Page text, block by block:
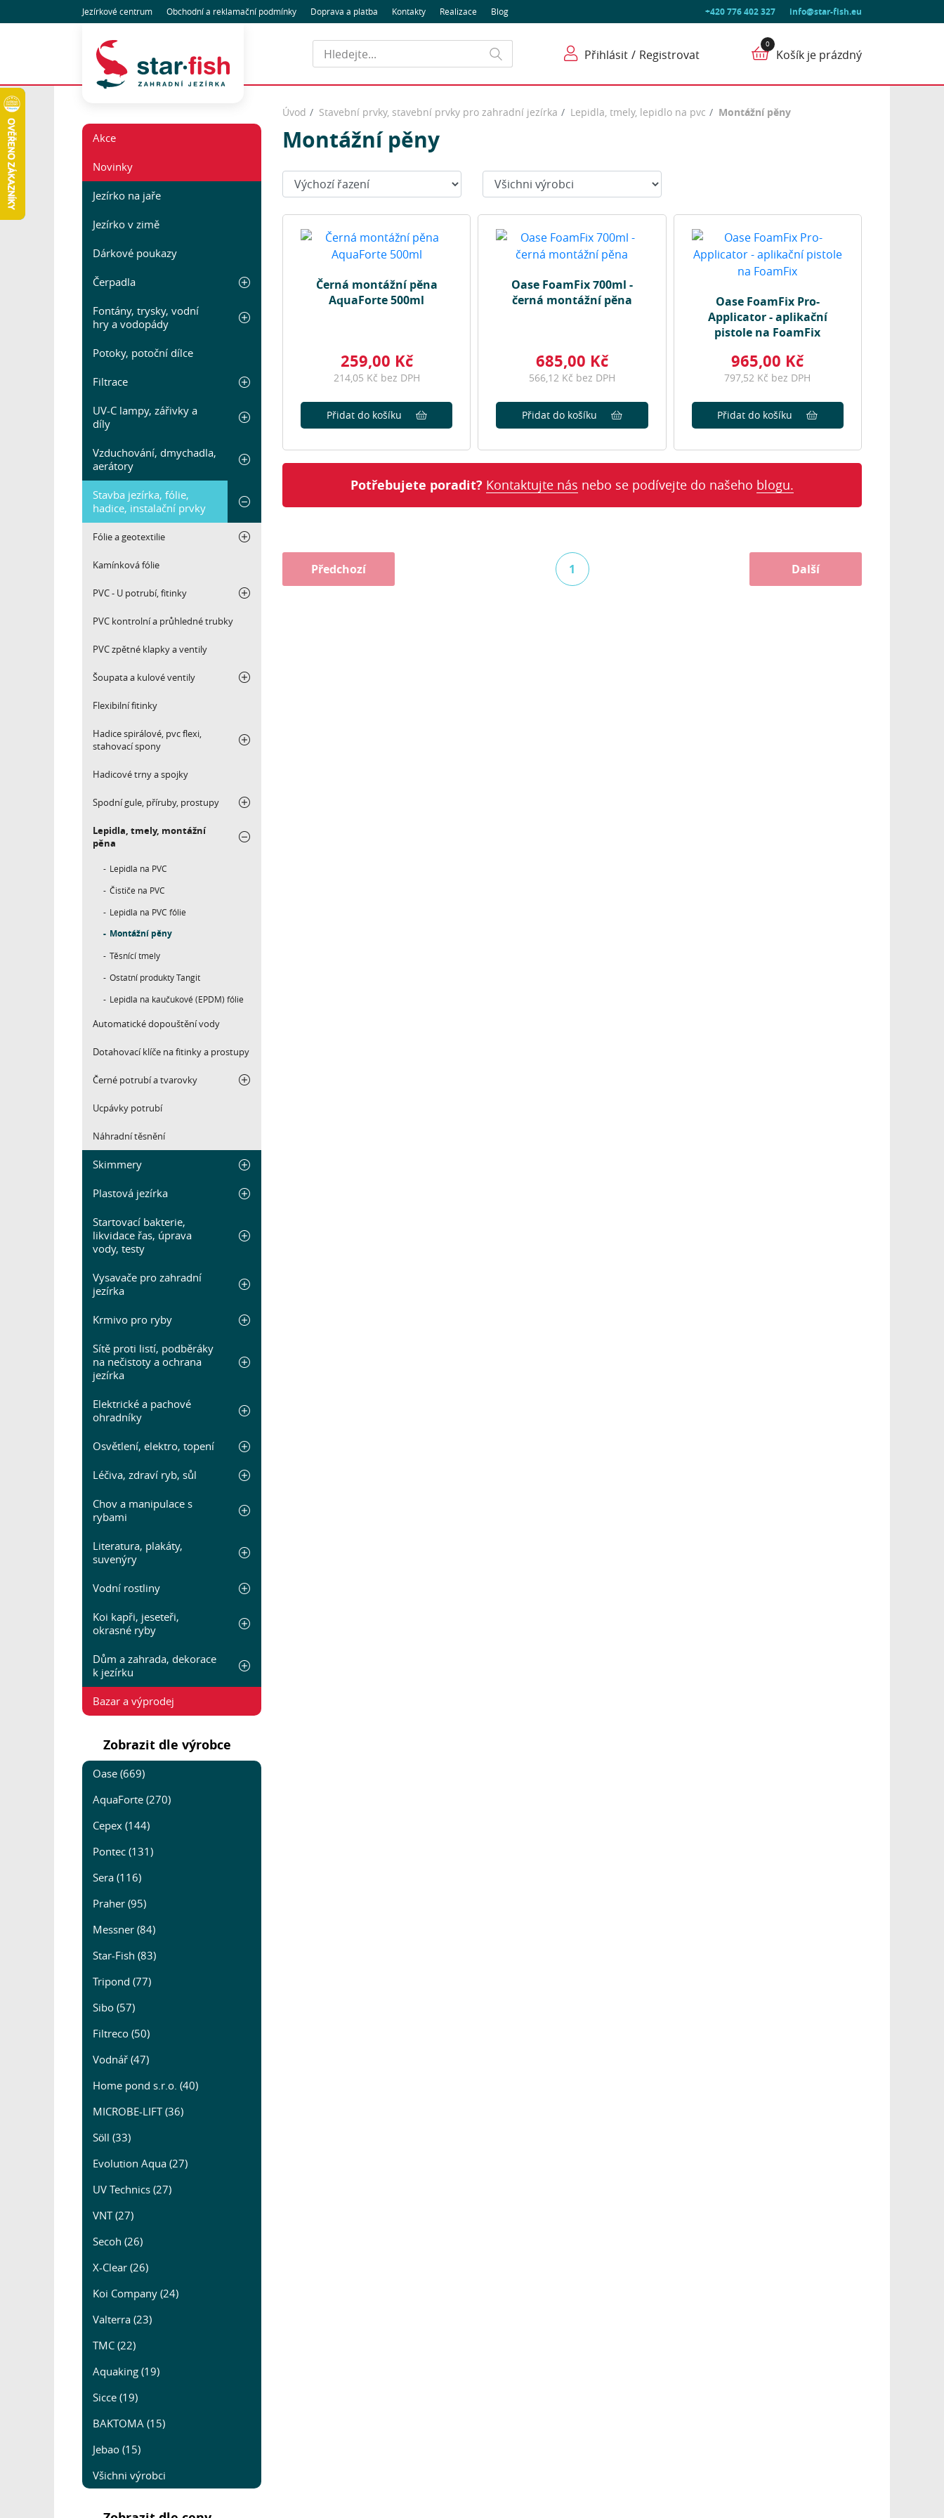
+420 776 402 327 info@star-fish.eu
Jezírkové centrum Obchodnía reklamační podmínky Doprava a platba Kontakty Realizace Blog
Hledat
Přihlásit Registrovat Košík je prázdný
Akce
Novinky
Jezírko na jaře
Jezírko v zimě
Dárkové poukazy
Čerpadla
Fontány, trysky, vodní
hry a vodopády
Potoky, potoční dílce
Filtrace
UV-C lampy, zářivky a
díly
Vzduchování, dmychadla,
aerátory
Stavba jezírka, fólie,
hadice, instalační prvky
Fólie a geotextilie
Kamínková fólie
PVC - U potrubí, fitinky
PVC kontrolní a průhledné trubky
PVC zpětné klapky a ventily
Šoupata a kulové ventily
Flexibilní fitinky
Hadice spirálové, pvc flexi,
stahovací spony
Hadicové trny a spojky
Spodní gule, příruby, prostupy
Lepidla, tmely, montážní
pěna
Lepidla na PVC
Čističe na PVC
Lepidla na PVC fólie
Montážní pěny
Těsnící tmely
Ostatní produkty Tangit
Lepidla na kaučukové (EPDM) fólie
Automatické dopouštění vody
Dotahovací klíče na fitinky a prostupy
Černé potrubí a tvarovky
Ucpávky potrubí
Náhradní těsnění
Skimmery
Plastová jezírka
Startovací bakterie,
likvidace řas, úprava
vody, testy
Vysavače pro zahradní
jezírka
Krmivo pro ryby
Sítě proti listí, podběráky
na nečistoty a ochrana
jezírka
Elektrické a pachové
ohradníky
Osvětlení, elektro, topení
Léčiva, zdraví ryb, sůl
Chov a manipulace s
rybami
Literatura, plakáty,
suvenýry
Vodní rostliny
Koi kapři, jeseteři,
okrasné ryby
Dům a zahrada, dekorace
k jezírku
Bazar a výprodej
Zobrazit dle výrobce
Oase (669)
AquaForte (270)
Cepex (144)
Pontec (131)
Sera (116)
Praher (95)
Messner (84)
Star-Fish (83)
Tripond (77)
Sibo (57)
Filtreco (50)
Vodnář (47)
Home pond s.r.o. (40)
MICROBE-LIFT (36)
Söll (33)
Evolution Aqua (27)
UV Technics (27)
VNT (27)
Secoh (26)
X-Clear (26)
Koi Company (24)
Valterra (23)
TMC (22)
Aquaking (19)
Sicce (19)
BAKTOMA (15)
Jebao (15)
Všichni výrobci
Úvod Stavební prvky, stavební prvky pro zahradní jezírka Lepidla, tmely, lepidlo na pvc Montážní pěny
Montážní pěny
Seřadit: Výrobci:
Černá montážní pěna
AquaForte 500ml
259,00 Kč
214,05 Kč bez DPH
Přidat do košíku
Oase FoamFix 700ml -
černá montážní pěna
685,00 Kč
566,12 Kč bez DPH
Přidat do košíku
Oase FoamFix Pro-
Applicator - aplikační
pistole na FoamFix
965,00 Kč
797,52 Kč bez DPH
Přidat do košíku
Potřebujete poradit? Kontaktujte nás nebo se podívejte do našeho blogu.
Předchozí 1(aktuální) Další